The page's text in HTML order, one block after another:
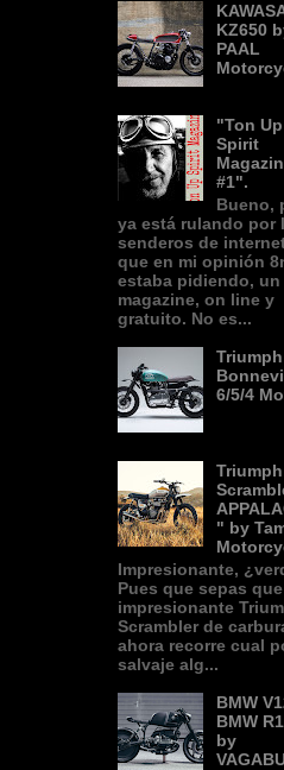
KZ650
PAAL
"Ton Up
Spirit
#1".
Bueno,
ya está rulando por
senderos de
que en mi opinión
estaba pidiendo, un
magazine, on line y
gratuito. No es...
Triumph
6/5/4
Triumph
" by
Impresionante,
Pues que sepas
impresionante
Scrambler de
ahora recorre cual
salvaje alg...
BMW
BMW
by